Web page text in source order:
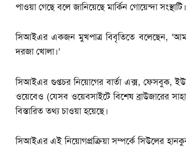
পাওয়া গেছে বলে জানিয়েছে মার্কিন গোয়েন্দা
সিআইএর একজন মুখপাত্র বিবৃতিতে বলেছেন,
দরজা খোলা।’
সিআইএর গুপ্তচর নিয়োগের বার্তা এক্স, ফেসবুক,
ওয়েবেও (যেসব ওয়েবসাইটে বিশেষ ব্রাউজারের
বিস্তারিত তথ্য চাওয়া হয়েছে।
সিআইএর এই নিয়োগপ্রক্রিয়া সম্পর্কে সিউলের